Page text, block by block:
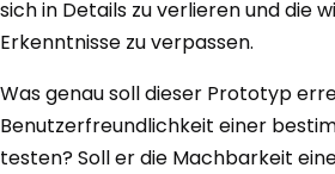
sich in Details zu verlieren und die
Erkenntnisse zu verpassen.
Was genau soll dieser Prototyp
Benutzerfreundlichkeit einer
testen? Soll er die Machbarkeit